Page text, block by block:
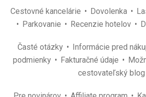
Cestovné kancelárie Dovolenka
Parkovanie
Recenzie hotelov
Časté otázky Informácie pred
podmienky
Fakturačné údaje
cestovateľský blog